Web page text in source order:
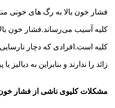
فشار خون بالا به رگ های خونی
کلیه آسیب می‌رساند.فشار خون
کلیه است.افرادی که دچار
زائد را ندارند و بنابراین به دیالیز
مشکلات کلیوی ناشی از فشار خون